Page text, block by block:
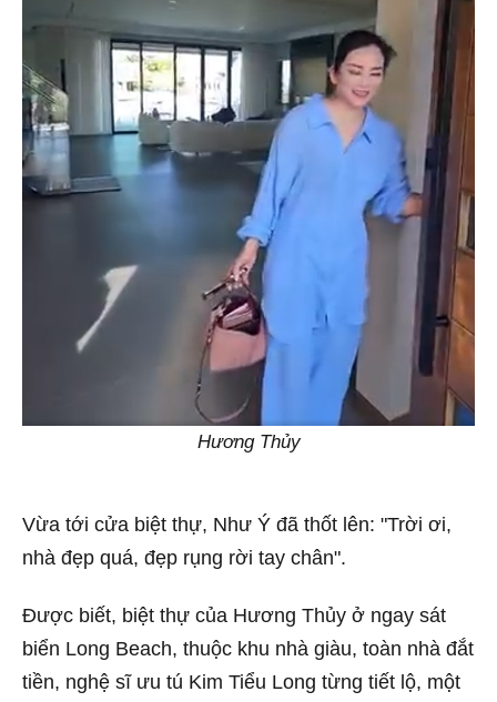
Hương Thủy
Vừa tới cửa biệt thự, Như Ý đã thốt lên: "Trời ơi,
nhà đẹp quá, đẹp rụng rời tay chân".
Được biết, biệt thự của Hương Thủy ở ngay sát
biển Long Beach, thuộc khu nhà giàu, toàn nhà đắt
tiền, nghệ sĩ ưu tú Kim Tiểu Long từng tiết lộ, một